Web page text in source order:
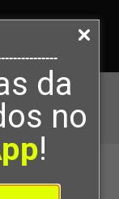
da
no
!
de